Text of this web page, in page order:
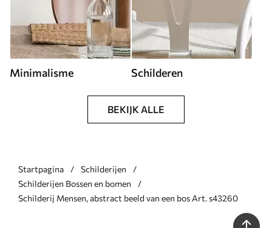
Minimalisme Schilderen
BEKIJK ALLE
Startpagina
Schilderijen
Schilderijen Bossen en bomen
Schilderij Mensen, abstract beeld van een bos Art. s43260